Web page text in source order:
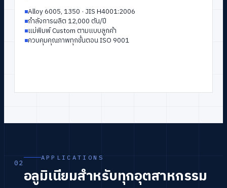
Alloy 6005, 1350 · JIS H4001:2006
กำลังการผลิต 12,000 ตัน/ปี
แม่พิมพ์ Custom ตามแบบลูกค้า
ควบคุมคุณภาพทุกขั้นตอน ISO 9001
รับประกันสี TOA / JOTUN
อายุการรับประกัน 10–30 ปี
สีตามรหัส RAL / Custom
ผิวเรียบเนียนทนสภาพอากาศ
ฟิล์มลายไม้นำเข้าจากอิตาลี
ระบบสุญญากาศแนบสนิททุกพื้นผิว
ถ่ายเทความร้อนให้ลายฝังแน่นถาวร
ทนสภาพอากาศ ไม่ลอกไม่ซีดง่าย
สีเงิน · สีชา · สีดำ
ผิวทนการกัดกร่อนสูง
ควบคุมความหนาฟิล์มออกไซด์
ผู้เชี่ยวชาญควบคุมทุกล็อต
ทีม Engineer ออกแบบร่วม
แม่พิมพ์มากกว่า 2000 แบบ
รองรับงานสถาปัตย์ & อุตสาหกรรม
ตัวอย่างก่อนผลิตจริง
02
APPLICATIONS
อลูมิเนียมสำหรับทุกอุตสาหกรรม